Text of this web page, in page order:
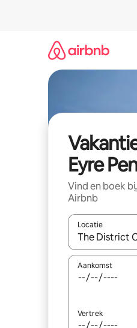
Eyre
Vind en boek
Airbnb
Locatie
Wanneer er
Aankomst
Vertrek